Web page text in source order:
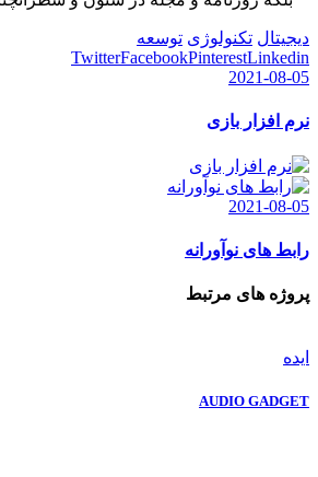
دیجیتال تکنولوژی توسعه
TwitterFacebookPinterestLinkedin
2021-08-05
نرم افزار بازی
2021-08-05
رابط های نوآورانه
پروژه های مرتبط
ایده
AUDIO GADGET